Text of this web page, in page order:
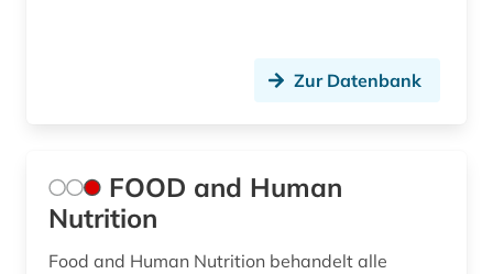
Zur Datenbank
FOOD and Human
Nutrition
Food and Human Nutrition behandelt alle